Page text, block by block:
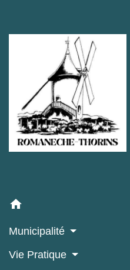
home
Municipalité
Vie Pratique